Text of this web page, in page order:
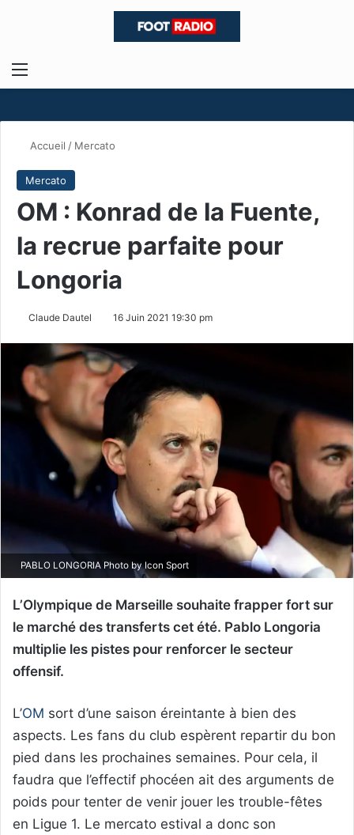
Menu
Accueil / Mercato
Mercato
OM : Konrad de la Fuente,
la recrue parfaite pour
Longoria
Claude Dautel 16 Juin 2021 19:30 pm
PABLO LONGORIA Photo by Icon Sport
L’Olympique de Marseille souhaite frapper fort sur
le marché des transferts cet été. Pablo Longoria
multiplie les pistes pour renforcer le secteur
offensif.
L’OM sort d’une saison éreintante à bien des
aspects. Les fans du club espèrent repartir du bon
pied dans les prochaines semaines. Pour cela, il
faudra que l’effectif phocéen ait des arguments de
poids pour tenter de venir jouer les trouble-fêtes
en Ligue 1. Le mercato estival a donc son